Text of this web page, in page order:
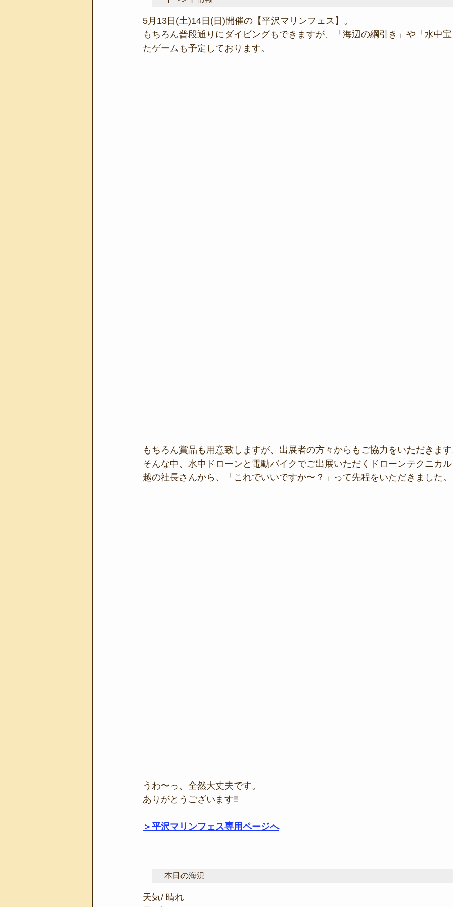
5月13日(土)14日(日)開催の【平沢マリンフェス】。
もちろん普段通りにダイビングもできますが、「海辺の綱引き」や「水中
たゲームも予定しております。
もちろん賞品も用意致しますが、出展者の方々からもご協力をいただきま
そんな中、水中ドローンと電動バイクでご出展いただくドローンテクニカ
越の社長さんから、「これでいいですか〜？」って先程をいただきました。
うわ〜っ、全然大丈夫です。
ありがとうございます‼︎
＞平沢マリンフェス専用ページへ
本日の海況
天気/ 晴れ